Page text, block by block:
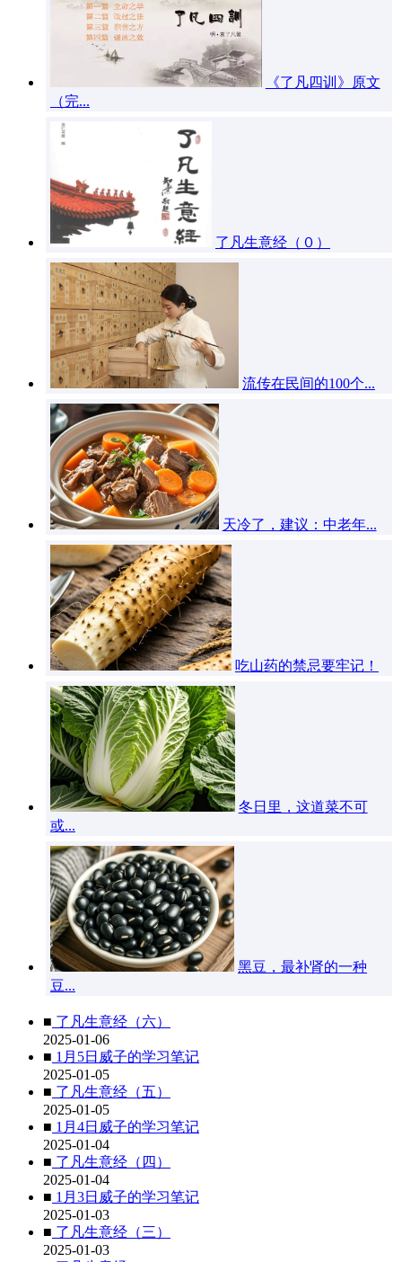
《了凡四训》原文
（完...
了凡生意经（０）
流传在民间的100个...
天冷了，建议：中老年...
吃山药的禁忌要牢记！
冬日里，这道菜不可
或...
黑豆，最补肾的一种
豆...
■ 了凡生意经（六）
2025-01-06
■ 1月5日威子的学习笔记
2025-01-05
■ 了凡生意经（五）
2025-01-05
■ 1月4日威子的学习笔记
2025-01-04
■ 了凡生意经（四）
2025-01-04
■ 1月3日威子的学习笔记
2025-01-03
■ 了凡生意经（三）
2025-01-03